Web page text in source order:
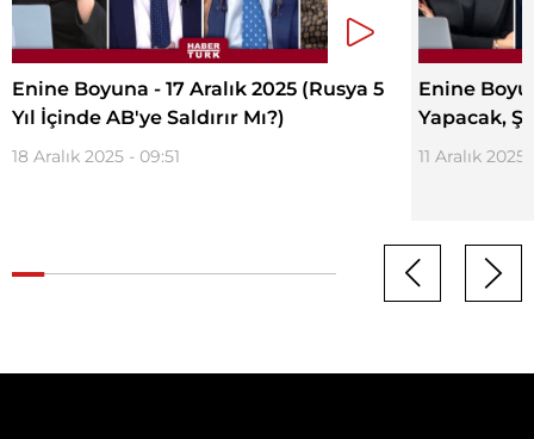
Enine Boyuna - 17 Aralık 2025 (Rusya 5
Yıl İçinde AB'ye Saldırır Mı?)
18 Aralık 2025 - 09:51
Enine
Yapacak,
11 Aralık 2025